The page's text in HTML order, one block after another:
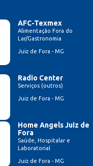
AFC-Texmex
Alimentação Fora do
Lar/Gastronomia
Juiz de Fora - MG
Radio Center
Serviços (outros)
Juiz de Fora - MG
Home Angels Juiz de
Fora
Saúde, Hospitalar e
Laboratorial
Juiz de Fora - MG